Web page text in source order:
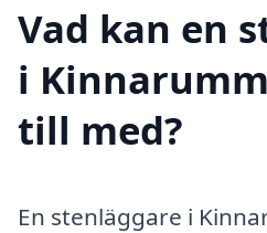
Vad kan en
i
till med?
En stenläggare i